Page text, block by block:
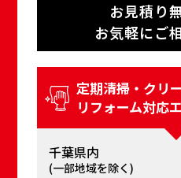
お⾒積り
お気軽にご
定期清掃・クリ
リフォーム対応
千葉県内
(⼀部地域を除く)